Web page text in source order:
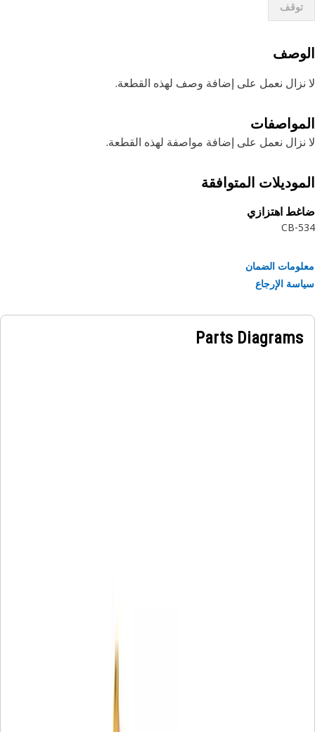
توقف
نزال نعمل على إضافة وصف لهذه القطعة.
نعمل على إضافة مواصفة لهذه القطعة.
المتوافقة
اهتزازي
CB-
الضمان
الإرجاع
Parts Diagrams